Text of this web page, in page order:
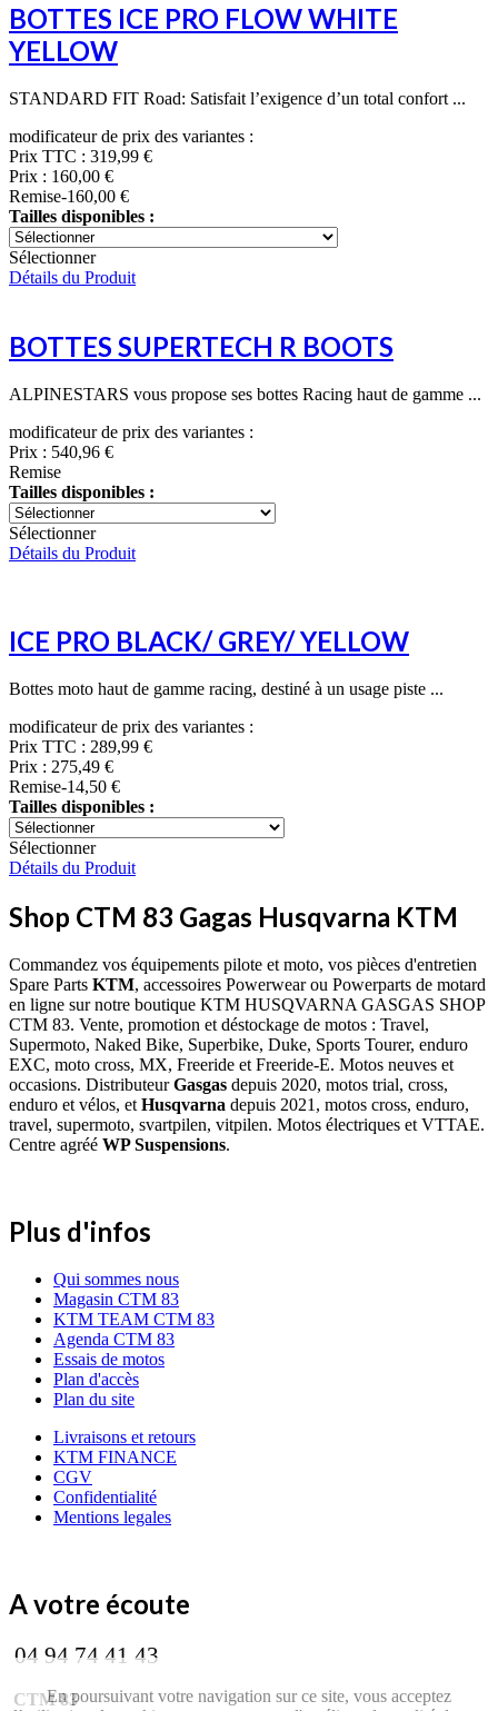
BOTTES ICE PRO FLOW WHITE
YELLOW
STANDARD FIT Road: Satisfait l’exigence d’un total confort ...
modificateur de prix des variantes :
Prix TTC : 319,99 €
Prix : 160,00 €
Remise-160,00 €
Tailles disponibles :
Sélectionner
Détails du Produit
BOTTES SUPERTECH R BOOTS
ALPINESTARS vous propose ses bottes Racing haut de gamme ...
modificateur de prix des variantes :
Prix : 540,96 €
Remise
Tailles disponibles :
Sélectionner
Détails du Produit
ICE PRO BLACK/ GREY/ YELLOW
Bottes moto haut de gamme racing, destiné à un usage piste ...
modificateur de prix des variantes :
Prix TTC : 289,99 €
Prix : 275,49 €
Remise-14,50 €
Tailles disponibles :
Sélectionner
Détails du Produit
Shop CTM 83 Gagas Husqvarna KTM
Commandez vos équipements pilote et moto, vos pièces d'entretien
Spare Parts KTM, accessoires Powerwear ou Powerparts de motard
en ligne sur notre boutique KTM HUSQVARNA GASGAS SHOP
CTM 83. Vente, promotion et déstockage de motos : Travel,
Supermoto, Naked Bike, Superbike, Duke, Sports Tourer, enduro
EXC, moto cross, MX, Freeride et Freeride-E. Motos neuves et
occasions. DistributeurGasgas depuis 2020, motos trial, cross,
enduro et vélos, et Husqvarna depuis 2021, motos cross, enduro,
travel, supermoto, svartpilen, vitpilen. Motos électriques et VTTAE.
Centre agréé WP Suspensions.
Plus d'infos
Qui sommes nous
Magasin CTM 83
KTM TEAM CTM 83
Agenda CTM 83
Essais de motos
Plan d'accès
Plan du site
Livraisons et retours
KTM FINANCE
CGV
Confidentialité
Mentions legales
A votre écoute
04 94 74 41 43
CTM 83En poursuivant votre navigation sur ce site, vous acceptez